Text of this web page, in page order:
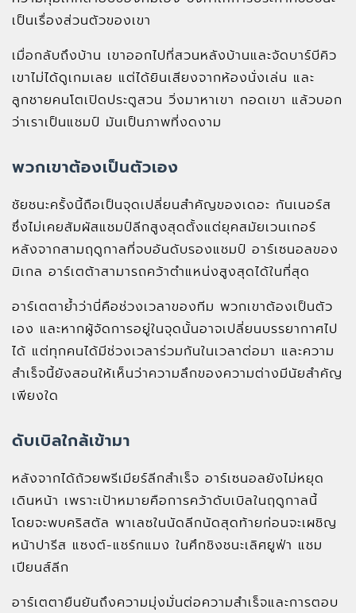
เป็นเรื่องส่วนตัวของเขา
เมื่อกลับถึงบ้าน เขาออกไปที่สวนหลังบ้านและจัดบาร์บีคิว
เขาไม่ได้ดูเกมเลย แต่ได้ยินเสียงจากห้องนั่งเล่น และ
ลูกชายคนโตเปิดประตูสวน วิ่งมาหาเขา กอดเขา แล้วบอก
ว่าเราเป็นแชมป์ มันเป็นภาพที่งดงาม
พวกเขาต้องเป็นตัวเอง
ชัยชนะครั้งนี้ถือเป็นจุดเปลี่ยนสำคัญของเดอะ กันเนอร์ส
ซึ่งไม่เคยสัมผัสแชมป์ลีกสูงสุดตั้งแต่ยุคสมัยเวนเกอร์
หลังจากสามฤดูกาลที่จบอันดับรองแชมป์ อาร์เซนอลของ
มิเกล อาร์เตต้าสามารถคว้าตำแหน่งสูงสุดได้ในที่สุด
อาร์เตตาย้ำว่านี่คือช่วงเวลาของทีม พวกเขาต้องเป็นตัว
เอง และหากผู้จัดการอยู่ในจุดนั้นอาจเปลี่ยนบรรยากาศไป
ได้ แต่ทุกคนได้มีช่วงเวลาร่วมกันในเวลาต่อมา และความ
สำเร็จนี้ยังสอนให้เห็นว่าความลึกของความต่างมีนัยสำคัญ
เพียงใด
ดับเบิลใกล้เข้ามา
หลังจากได้ถ้วยพรีเมียร์ลีกสำเร็จ อาร์เซนอลยังไม่หยุด
เดินหน้า เพราะเป้าหมายคือการคว้าดับเบิลในฤดูกาลนี้
โดยจะพบคริสตัล พาเลซในนัดลีกนัดสุดท้ายก่อนจะเผชิญ
หน้าปารีส แซงต์-แชร์กแมง ในศึกชิงชนะเลิศยูฟ่า แชม
เปียนส์ลีก
อาร์เตตายืนยันถึงความมุ่งมั่นต่อความสำเร็จและการตอบ